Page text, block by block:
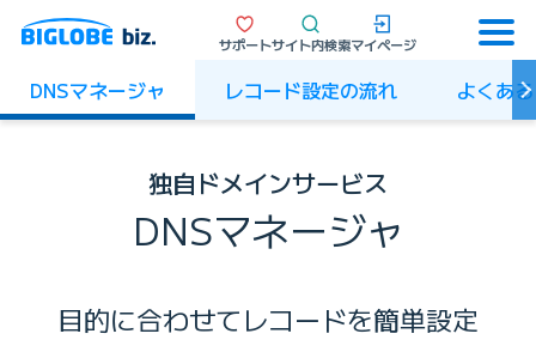
サポートサイト内検索マイページ
DNSマネージャ レコード設定の流れ よくあ
独自ドメインサービス
DNSマネージャ
目的に合わせてレコードを簡単設定